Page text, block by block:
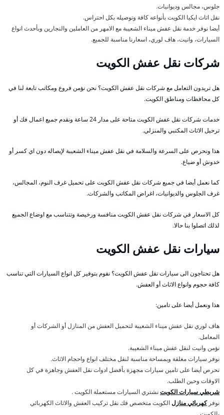
جلوس، مجالس وديوانيات.
نقل اثاث ايكيا الكويت بأنواعه كافة وتوصيله بكل احتراس.
أيضا نوفر خدمة نقل عفش ميناء الشعيبة مع الامهر من العاملين والنجارين وبأحدث انواع
السيارات، وانيت، هاف لوري، اسعارنا مناسبة للجميع.
شركات نقل عفش الكويت
هل تريدون التعامل مع شركات نقل عفش الكويت؟ نحن نؤمن فروع ومكاتب تابعة لنا في
كل محافظات ومناطق الكويت.
خدمات شركات نقل عفش الكويت متاحة على مدار 24 ساعة ونقدم جميع اعمال فك أو
ترحيل الاثاث المكتبي والمنزلي.
هذا ونحرص على السرعة والسلامة في نقل عفش ميناء الشعيبة لإيصاله دون اي كسر أو
خدوش أو ضياع.
كما نعمل أيضا في جميع شركات نقل عفش الكويت على تحميل غرف النوم، المجالس،
غرف الجلوس والديوانيات، اغراض المكاتب والشركات.
كل الاسعار في شركات نقل عفش الكويت منافسة ورخيصة وتتناسب مع اوضاع الجميع
لذلك اتصلوا بنا حالا.
سيارات نقل عفش الكويت
هل تحتاجون الى سيارات نقل عفش الكويت؟ نقوم بتوفير كل انواع السيارات التي تناسب
كافة حجوم وانواع الاثاث أو العفش.
هذا ونعمل أيضا على تامين:
هاف لوري نقل عفش ميناء الشعيبة لتحميل العفش من المنازل أو الشركات أو
المعامل.
نؤمن وانيت لنقل عفش ميناء الشعيبة.
نوفر سيارات مغلقة وبمساحة مناسبة لنقل مختلف انواع واحجام الاثاث.
نحرص أيضا على تامين سيارات مجهزة بأفضل ادوات نقل العفش وجاهزة في كل
الاوقات وحين الطلب.
شريطي سيارات الكويتنشتري السيارات مستعملة الكويت .
نوفركهربائي منازلالكويت متخصص فك نقل تركيب العفش والاثاث الكهربائي